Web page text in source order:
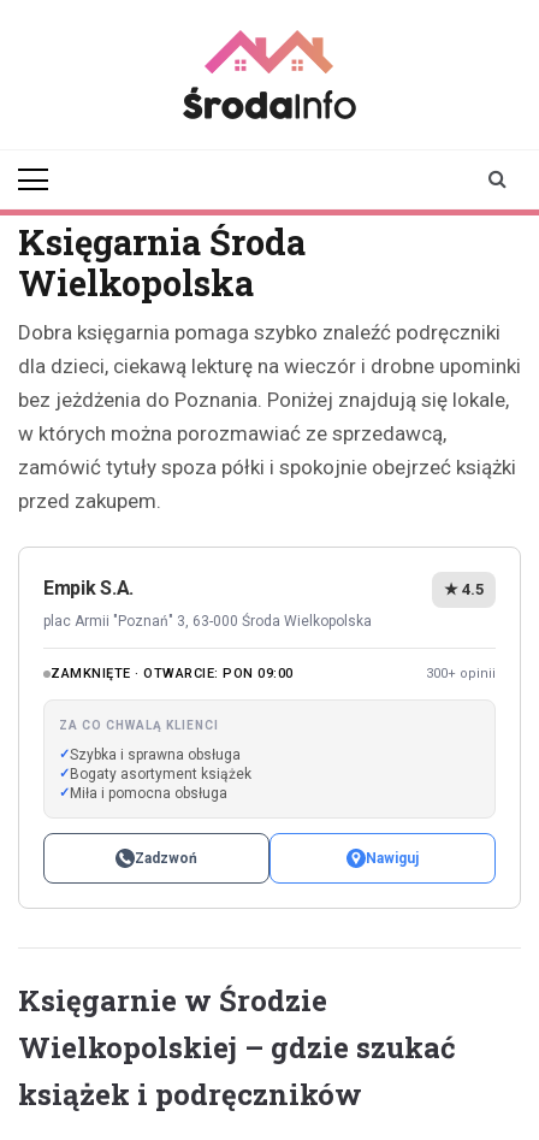
Księgarnia Środa
Wielkopolska
Dobra księgarnia pomaga szybko znaleźć podręczniki
dla dzieci, ciekawą lekturę na wieczór i drobne upominki
bez jeżdżenia do Poznania. Poniżej znajdują się lokale,
w których można porozmawiać ze sprzedawcą,
zamówić tytuły spoza półki i spokojnie obejrzeć książki
przed zakupem.
Empik S.A.
plac Armii "Poznań" 3, 63-000 Środa Wielkopolska
★ 4.5
ZAMKNIĘTE · OTWARCIE: PON 09:00 300+ opinii
ZA CO CHWALĄ KLIENCI
Szybka i sprawna obsługa
Bogaty asortyment książek
Miła i pomocna obsługa
Zadzwoń Nawiguj
Księgarnie w Środzie
Wielkopolskiej – gdzie szukać
książek i podręczników